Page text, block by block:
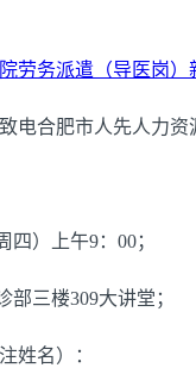
劳务派遣（导医岗）
电合肥市人先人力
四）上午9：00；
三楼309大讲堂；
姓名）：